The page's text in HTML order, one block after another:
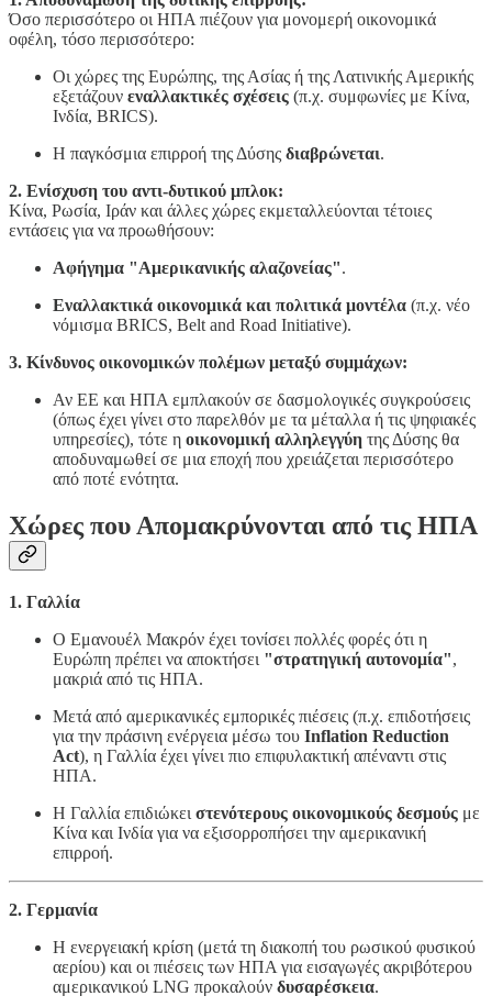
Όσο περισσότερο οι ΗΠΑ πιέζουν για μονομερή οικονομικά
οφέλη, τόσο περισσότερο:
Οι χώρες της Ευρώπης, της Ασίας ή της Λατινικής Αμερικής
εξετάζουν εναλλακτικές σχέσεις (π.χ. συμφωνίες με Κίνα,
Ινδία, BRICS).
Η παγκόσμια επιρροή της Δύσης διαβρώνεται.
2. Ενίσχυση του αντι-δυτικού μπλοκ:
Κίνα, Ρωσία, Ιράν και άλλες χώρες εκμεταλλεύονται τέτοιες
εντάσεις για να προωθήσουν:
Αφήγημα "Αμερικανικής αλαζονείας".
Εναλλακτικά οικονομικά και πολιτικά μοντέλα (π.χ. νέο
νόμισμα BRICS, Belt and Road Initiative).
3. Κίνδυνος οικονομικών πολέμων μεταξύ συμμάχων:
Αν ΕΕ και ΗΠΑ εμπλακούν σε δασμολογικές συγκρούσεις
(όπως έχει γίνει στο παρελθόν με τα μέταλλα ή τις ψηφιακές
υπηρεσίες), τότε η οικονομική αλληλεγγύη της Δύσης θα
αποδυναμωθεί σε μια εποχή που χρειάζεται περισσότερο
από ποτέ ενότητα.
Χώρες που Απομακρύνονται από τις ΗΠΑ
1. Γαλλία
Ο Εμανουέλ Μακρόν έχει τονίσει πολλές φορές ότι η
Ευρώπη πρέπει να αποκτήσει "στρατηγική αυτονομία",
μακριά από τις ΗΠΑ.
Μετά από αμερικανικές εμπορικές πιέσεις (π.χ. επιδοτήσεις
για την πράσινη ενέργεια μέσω του Inflation Reduction
Act), η Γαλλία έχει γίνει πιο επιφυλακτική απέναντι στις
ΗΠΑ.
Η Γαλλία επιδιώκει στενότερους οικονομικούς δεσμούς με
Κίνα και Ινδία για να εξισορροπήσει την αμερικανική
επιρροή.
2. Γερμανία
Η ενεργειακή κρίση (μετά τη διακοπή του ρωσικού φυσικού
αερίου) και οι πιέσεις των ΗΠΑ για εισαγωγές ακριβότερου
αμερικανικού LNG προκαλούν δυσαρέσκεια.